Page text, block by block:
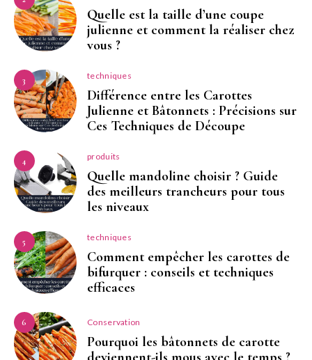
Quelle est la taille d’une coupe
julienne et comment la réaliser chez
vous ?
3 techniques
Différence entre les Carottes
Julienne et Bâtonnets : Précisions sur
Ces Techniques de Découpe
4 produits
Quelle mandoline choisir ? Guide
des meilleurs trancheurs pour tous
les niveaux
5 techniques
Comment empêcher les carottes de
bifurquer : conseils et techniques
efficaces
6 Conservation
Pourquoi les bâtonnets de carotte